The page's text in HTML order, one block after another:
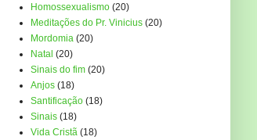
Homossexualismo (20)
Meditações do Pr. Vinicius (20)
Mordomia (20)
Natal (20)
Sinais do fim (20)
Anjos (18)
Santificação (18)
Sinais (18)
Vida Cristã (18)